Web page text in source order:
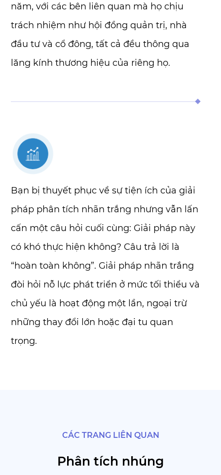
năm, với các bên liên quan mà họ chịu
trách nhiệm như hội đồng quản trị, nhà
đầu tư và cổ đông, tất cả đều thông qua
lăng kính thương hiệu của riêng họ.
Bạn bị thuyết phục về sự tiện ích của giải
pháp phân tích nhãn trắng nhưng vẫn lấn
cấn một câu hỏi cuối cùng: Giải pháp này
có khó thực hiện không? Câu trả lời là
“hoàn toàn không”. Giải pháp nhãn trắng
đòi hỏi nỗ lực phát triển ở mức tối thiểu và
chủ yếu là hoạt động một lần, ngoại trừ
những thay đổi lớn hoặc đại tu quan
trọng.
CÁC TRANG LIÊN QUAN
Phân tích nhúng